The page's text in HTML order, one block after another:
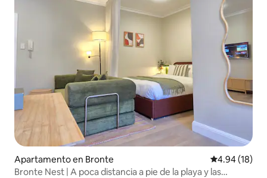
Apartamento en Bronte Calificación
4.94 (18)
Bronte Nest | A poca distancia a pie de la playa y las